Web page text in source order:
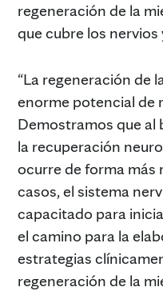
regeneración de la
que cubre los nervios
“La regeneración de
enorme potencial de
Demostramos que al
la recuperación
ocurre de forma más
casos, el sistema
capacitado para
el camino para la
estrategias
regeneración de la